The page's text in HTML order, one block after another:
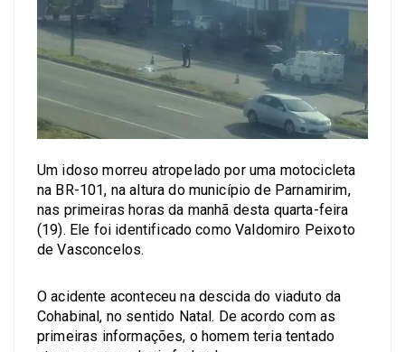
Um idoso morreu atropelado por uma motocicleta
na BR-101, na altura do município de Parnamirim,
nas primeiras horas da manhã desta quarta-feira
(19). Ele foi identificado como Valdomiro Peixoto
de Vasconcelos.
O acidente aconteceu na descida do viaduto da
Cohabinal, no sentido Natal. De acordo com as
primeiras informações, o homem teria tentado